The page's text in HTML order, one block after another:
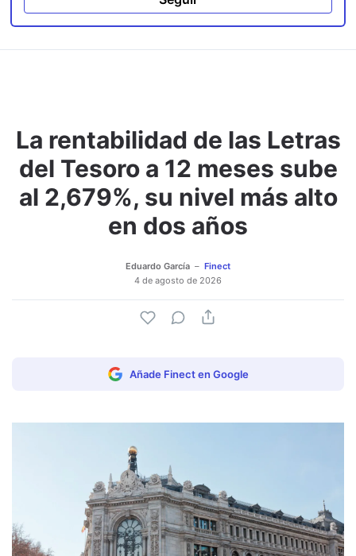
La rentabilidad de las Letras
del Tesoro a 12 meses sube
al 2,679%, su nivel más alto
en dos años
Eduardo García
Finect
4 de agosto de 2026
Añade Finect en Google